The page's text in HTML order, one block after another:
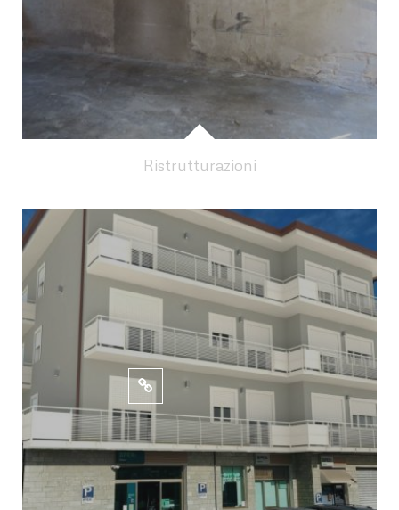
Ristrutturazioni